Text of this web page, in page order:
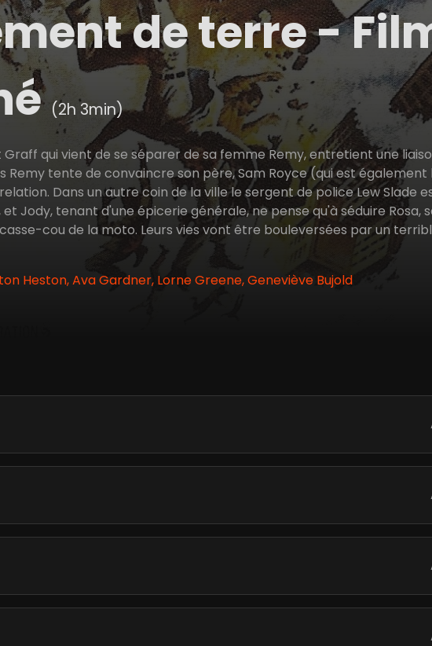
de terre -
(2h 3min)
Graff qui vient de se séparer de sa femme Remy, entretient une
Remy tente de convaincre son père, Sam Royce (qui est
Dans un autre coin de la ville le sergent de police Lew Slade
Jody, tenant d'une épicerie générale, ne pense qu'à séduire Rosa,
casse-cou de la moto. Leurs vies vont être bouleversées par un
Heston, Ava Gardner, Lorne Greene, Geneviève Bujold